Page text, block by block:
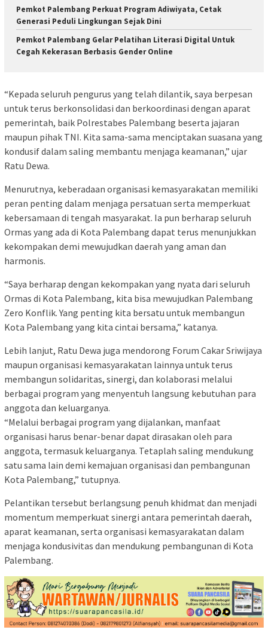
Pemkot Palembang Perkuat Program Adiwiyata, Cetak
Generasi Peduli Lingkungan Sejak Dini
Pemkot Palembang Gelar Pelatihan Literasi Digital Untuk
Cegah Kekerasan Berbasis Gender Online
“Kepada seluruh pengurus yang telah dilantik, saya berpesan
untuk terus berkonsolidasi dan berkoordinasi dengan aparat
pemerintah, baik Polrestabes Palembang beserta jajaran
maupun pihak TNI. Kita sama-sama menciptakan suasana yang
kondusif dalam saling membantu menjaga keamanan,” ujar
Ratu Dewa.
Menurutnya, keberadaan organisasi kemasyarakatan memiliki
peran penting dalam menjaga persatuan serta memperkuat
kebersamaan di tengah masyarakat. Ia pun berharap seluruh
Ormas yang ada di Kota Palembang dapat terus menunjukkan
kekompakan demi mewujudkan daerah yang aman dan
harmonis.
“Saya berharap dengan kekompakan yang nyata dari seluruh
Ormas di Kota Palembang, kita bisa mewujudkan Palembang
Zero Konflik. Yang penting kita bersatu untuk membangun
Kota Palembang yang kita cintai bersama,” katanya.
Lebih lanjut, Ratu Dewa juga mendorong Forum Cakar Sriwijaya
maupun organisasi kemasyarakatan lainnya untuk terus
membangun solidaritas, sinergi, dan kolaborasi melalui
berbagai program yang menyentuh langsung kebutuhan para
anggota dan keluarganya.
“Melalui berbagai program yang dijalankan, manfaat
organisasi harus benar-benar dapat dirasakan oleh para
anggota, termasuk keluarganya. Tetaplah saling mendukung
satu sama lain demi kemajuan organisasi dan pembangunan
Kota Palembang,” tutupnya.
Pelantikan tersebut berlangsung penuh khidmat dan menjadi
momentum memperkuat sinergi antara pemerintah daerah,
aparat keamanan, serta organisasi kemasyarakatan dalam
menjaga kondusivitas dan mendukung pembangunan di Kota
Palembang.